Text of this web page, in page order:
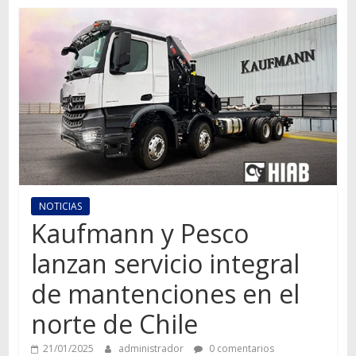
camiones,
motos,
información
mundo
del
transporte
NOTICIAS
Kaufmann y Pesco
lanzan servicio integral
de mantenciones en el
norte de Chile
21/01/2025 administrador 0 comentarios